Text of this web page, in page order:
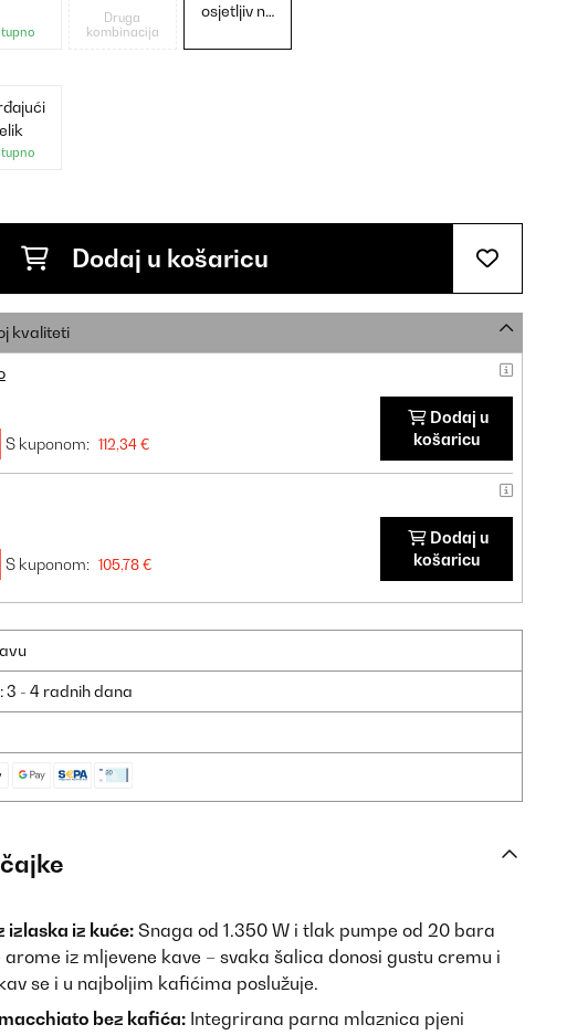
Druga
kombinacija
osjetljiv na
Dodaj u košaricu
kvaliteti
S kuponom: 112,34 €
Dodaj u
košaricu
S kuponom: 105,78 €
Dodaj u
košaricu
3 - 4 radnih dana
izlaska iz kuće: Snaga od 1.350 W i tlak pumpe od 20 bara
arome iz mljevene kave – svaka šalica donosi gustu cremu i
se i u najboljim kafićima poslužuje.
bez kafića: Integrirana parna mlaznica pjeni